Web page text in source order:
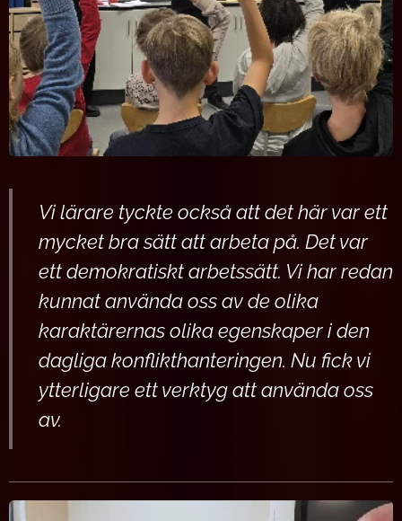
Vi lärare tyckte också att det här var ett
mycket bra sätt att arbeta på. Det var
ett demokratiskt arbetssätt. Vi har redan
kunnat använda oss av de olika
karaktärernas olika egenskaper i den
dagliga konflikthanteringen. Nu fick vi
ytterligare ett verktyg att använda oss
av.